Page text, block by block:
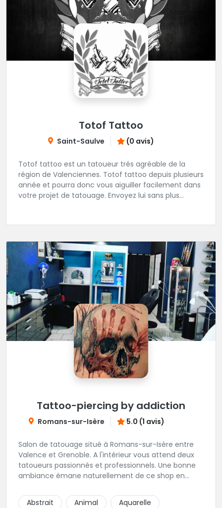
Totof Tattoo
Saint-Saulve (0 avis)
Totof tattoo est un tatoueur trés agréable de la
région de Valenciennes. Totof tattoo depuis plusieurs
année et pourra donc vous aiguiller facilement dans
votre projet de tatouage. Envoyez lui sans plus
Tattoo-piercing by addiction
Romans-sur-Isère 5.0 (1 avis)
Salon de tatouage situé à Romans-sur-Isère entre
Valence et Grenoble. A l'intérieur vous attend deux
tatoueurs passionnés et professionnels. Une bonne
ambiance émane naturellement de ce shop en
Abstrait
Animal
Aquarelle